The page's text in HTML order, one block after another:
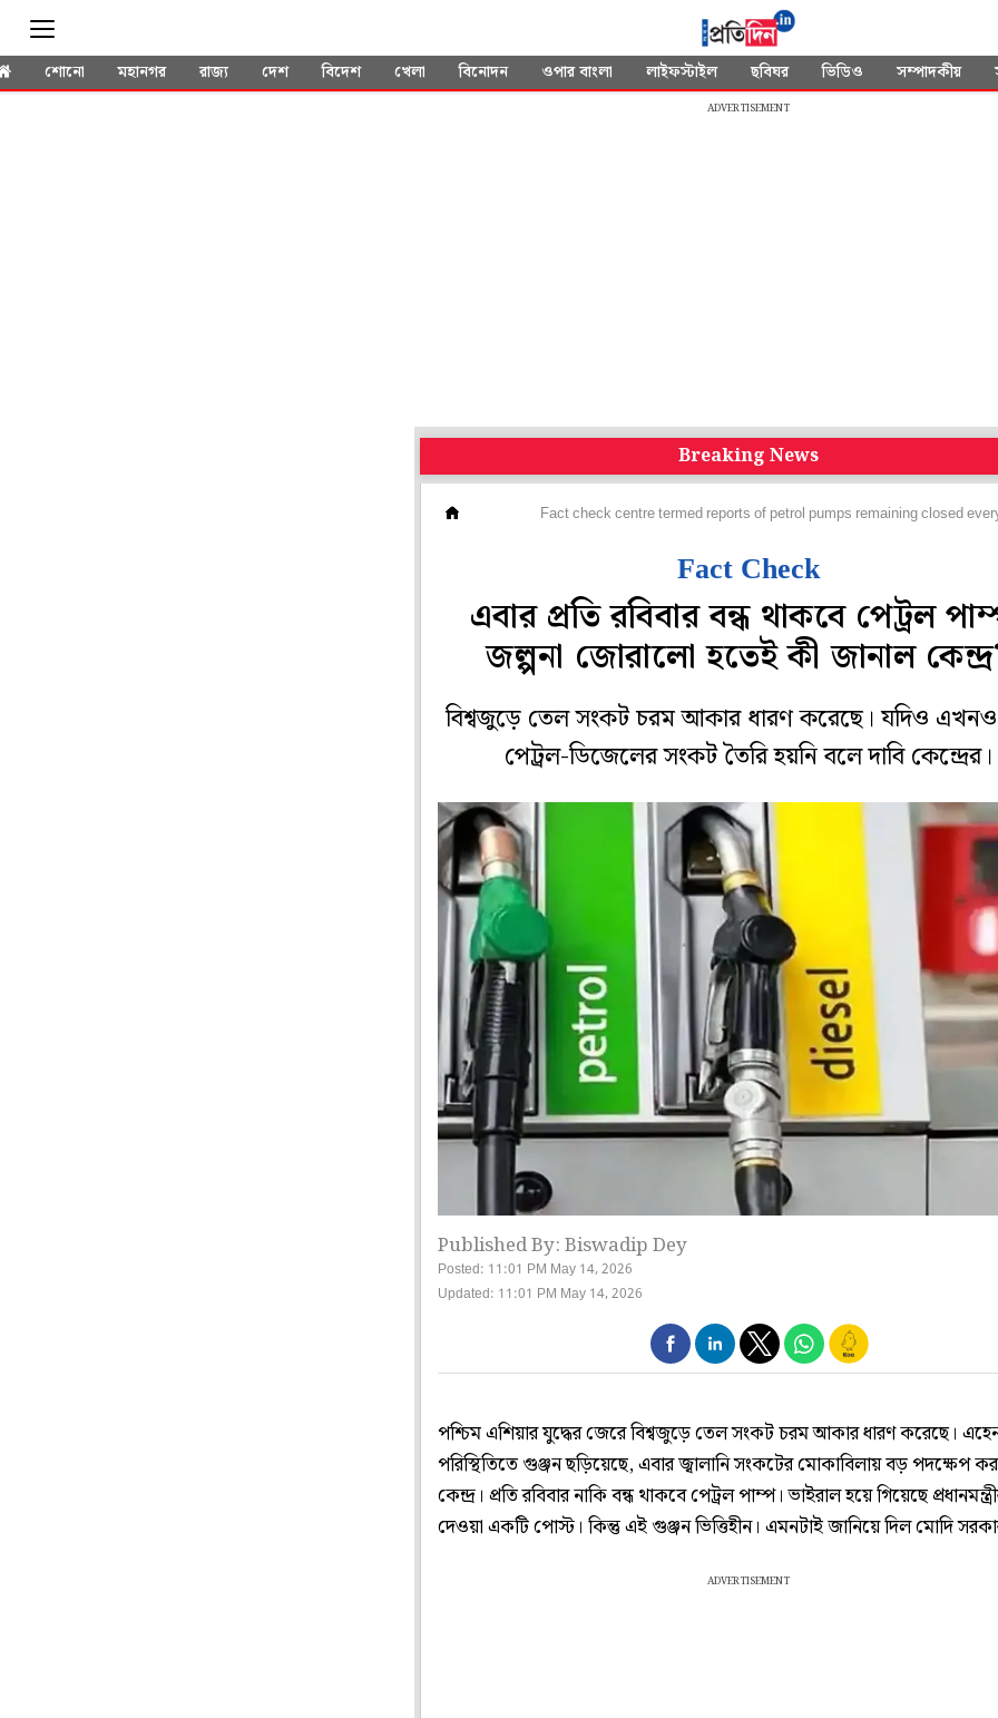
শোনো মহানগর রাজ্য দেশ বিদেশ খেলা বিনোদন ওপার বাংলা লাইফস্টাইল ছবিঘর ভিডিও সম্পাদকীয়
ADVERTISEMENT
Breaking News
Fact check centre termed reports of petrol pumps remaining closed
Fact Check
এবার প্রতি রবিবার বন্ধ থাকবে পেট্রল
জল্পনা জোরালো হতেই কী জানাল
বিশ্বজুড়ে তেল সংকট চরম আকার ধারণ করেছে। যদিও
পেট্রল-ডিজেলের সংকট তৈরি হয়নি বলে দাবি কেন্দ্রের।
Published By: Biswadip Dey
Posted: 11:01 PM May 14, 2026
Updated: 11:01 PM May 14, 2026
পশ্চিম এশিয়ার যুদ্ধের জেরে বিশ্বজুড়ে তেল সংকট চরম আকার ধারণ করেছে।
পরিস্থিতিতে গুঞ্জন ছড়িয়েছে, এবার জ্বালানি সংকটের মোকাবিলায় বড় পদক্ষেপ
কেন্দ্র। প্রতি রবিবার নাকি বন্ধ থাকবে পেট্রল পাম্প। ভাইরাল হয়ে গিয়েছে
দেওয়া একটি পোস্ট। কিন্তু এই গুঞ্জন ভিত্তিহীন। এমনটাই জানিয়ে দিল মোদি
ADVERTISEMENT